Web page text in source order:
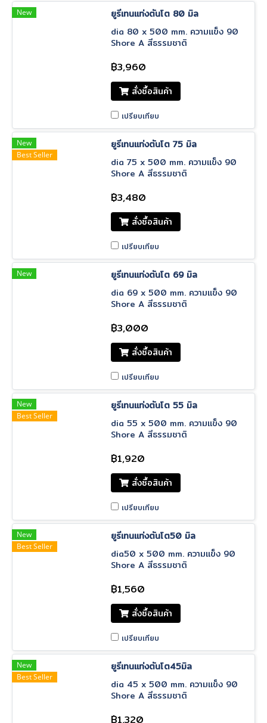
New
ยูรีเทนแท่งตันโต 80 มิล
dia 80 x 500 mm. ความแข็ง 90
Shore A สีธรรมชาติ
฿3,960
สั่งซื้อสินค้า
เปรียบเทียบ
New
Best Seller
ยูรีเทนแท่งตันโต 75 มิล
dia 75 x 500 mm. ความแข็ง 90
Shore A สีธรรมชาติ
฿3,480
สั่งซื้อสินค้า
เปรียบเทียบ
New
ยูรีเทนแท่งตันโต 69 มิล
dia 69 x 500 mm. ความแข็ง 90
Shore A สีธรรมชาติ
฿3,000
สั่งซื้อสินค้า
เปรียบเทียบ
New
Best Seller
ยูรีเทนแท่งตันโต 55 มิล
dia 55 x 500 mm. ความแข็ง 90
Shore A สีธรรมชาติ
฿1,920
สั่งซื้อสินค้า
เปรียบเทียบ
New
Best Seller
ยูรีเทนแท่งตันโต50 มิล
dia50 x 500 mm. ความแข็ง 90
Shore A สีธรรมชาติ
฿1,560
สั่งซื้อสินค้า
เปรียบเทียบ
New
Best Seller
ยูรีเทนแท่งตันโต45มิล
dia 45 x 500 mm. ความแข็ง 90
Shore A สีธรรมชาติ
฿1,320